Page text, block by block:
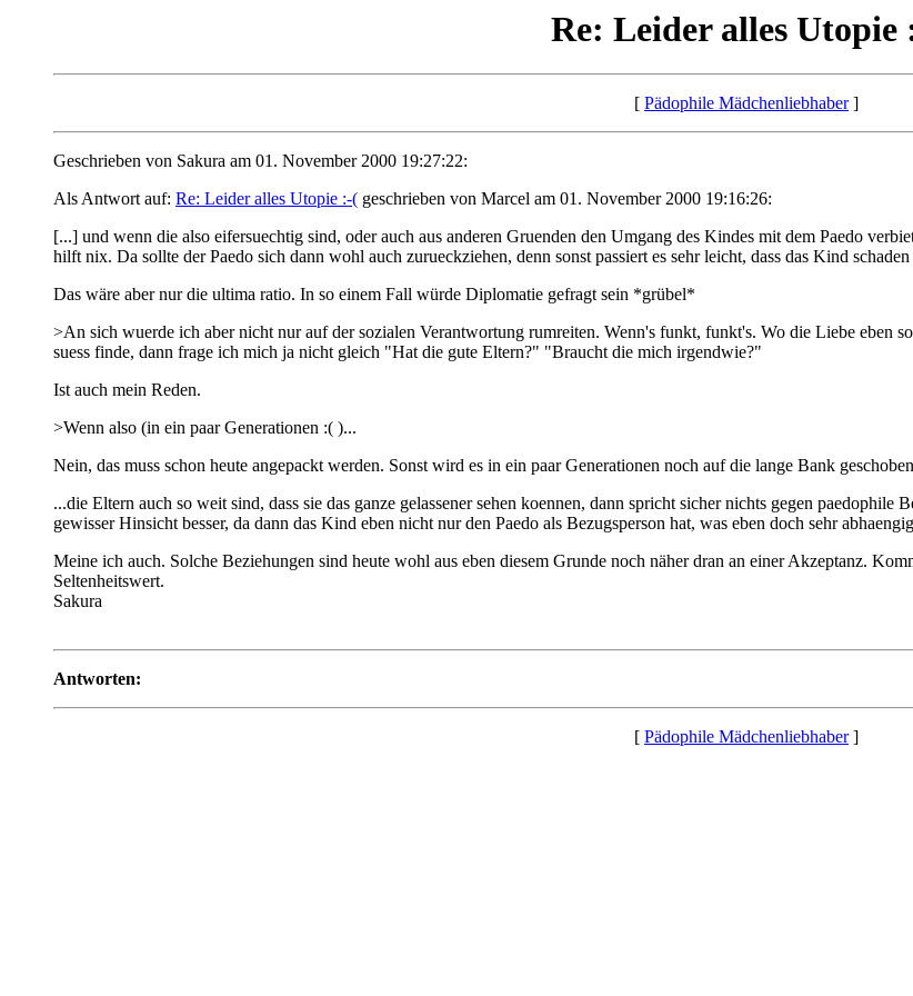
Re: Leider alles Utopie
[ Pädophile Mädchenliebhaber]
Geschrieben von Sakura am 01. November 2000 19:27:22:
Als Antwort auf: Re: Leider alles Utopie :-( geschrieben von Marcel am 01. November 2000 19:16:26:
[...] und wenn die also eifersuechtig sind, oder auch aus anderen Gruenden den Umgang des Kindes mit dem Paedo
hilft nix. Da sollte der Paedo sich dann wohl auch zurueckziehen, denn sonst passiert es sehr leicht, dass das Kind
Das wäre aber nur die ultima ratio. In so einem Fall würde Diplomatie gefragt sein *grübel*
>An sich wuerde ich aber nicht nur auf der sozialen Verantwortung rumreiten. Wenn's funkt, funkt's. Wo die Liebe eben
suess finde, dann frage ich mich ja nicht gleich "Hat die gute Eltern?" "Braucht die mich irgendwie?"
Ist auch mein Reden.
>Wenn also (in ein paar Generationen :( )...
Nein, das muss schon heute angepackt werden. Sonst wird es in ein paar Generationen noch auf die lange Bank
...die Eltern auch so weit sind, dass sie das ganze gelassener sehen koennen, dann spricht sicher nichts gegen
gewisser Hinsicht besser, da dann das Kind eben nicht nur den Paedo als Bezugsperson hat, was eben doch sehr
Meine ich auch. Solche Beziehungen sind heute wohl aus eben diesem Grunde noch näher dran an einer Akzeptanz.
Seltenheitswert.
Sakura
Antworten:
[ Pädophile Mädchenliebhaber]